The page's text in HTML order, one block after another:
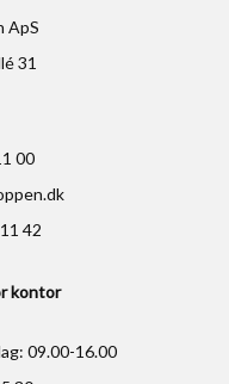
ApS
31
00
42
kontor
09.00-16.00